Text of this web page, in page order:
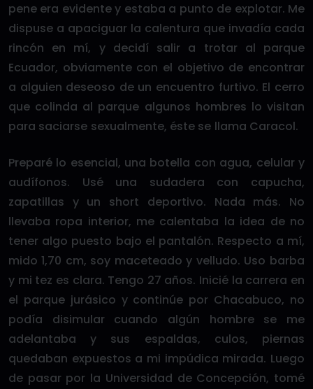
pene era evidente y estaba a punto de explotar. Me
dispuse a apaciguar la calentura que invadía cada
rincón en mí, y decidí salir a trotar al parque
Ecuador, obviamente con el objetivo de encontrar
a alguien deseoso de un encuentro furtivo. El cerro
que colinda al parque algunos hombres lo visitan
para saciarse sexualmente, éste se llama Caracol.
Preparé lo esencial, una botella con agua, celular y
audífonos. Usé una sudadera con capucha,
zapatillas y un short deportivo. Nada más. No
llevaba ropa interior, me calentaba la idea de no
tener algo puesto bajo el pantalón. Respecto a mí,
mido 1,70 cm, soy maceteado y velludo. Uso barba
y mi tez es clara. Tengo 27 años. Inicié la carrera en
el parque jurásico y continúe por Chacabuco, no
podía disimular cuando algún hombre se me
adelantaba y sus espaldas, culos, piernas
quedaban expuestos a mi impúdica mirada. Luego
de pasar por la Universidad de Concepción, tomé